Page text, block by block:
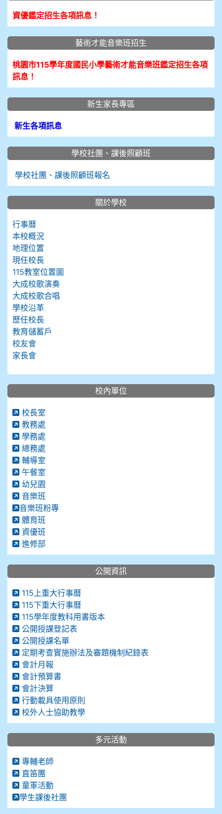
資優鑑定招生各項訊息！
藝術才能音樂班招生
桃園市115學年度國民小學藝術才能音樂班鑑定招生各項
訊息！
新生家長專區
新生各項訊息
學校社團、課後照顧班
學校社團、課後照顧班報名
關於學校
行事曆
本校概況
地理位置
現任校長
115教室位置圖
大成校歌演奏
大成校歌合唱
學校沿革
歷任校長
教育儲蓄戶
校友會
家長會
校內單位
校長室
教務處
學務處
總務處
輔導室
午餐室
幼兒園
音樂班
音樂班粉專
體育班
資優班
進修部
公開資訊
115上重大行事曆
115下重大行事曆
115學年度教科用書版本
公開授課登記表
公開授課名單
定期考查實施辦法及審題機制紀錄表
會計月報
會計預算書
會計決算
行動載具使用原則
校外人士協助教學
多元活動
專輔老師
直笛團
童軍活動
學生課後社團